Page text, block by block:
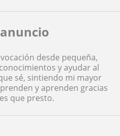
desde pequeña,
y ayudar al
sé, sintiendo mi mayor
y aprenden gracias
que presto.